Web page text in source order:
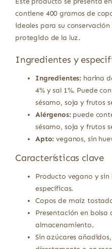
contiene 400 gramos de
ideales para su
protegido de la luz.
Ingredientes y
Ingredientes: harina
4% y sal 1%. Puede
sésamo, soja y frutos
Alérgenos:puede
sésamo, soja y frutos
Apto: veganos, sin
Características clave
Producto vegano y
específicas.
Copos de maíz
Presentación en bolsa
almacenamiento.
Sin azúcares